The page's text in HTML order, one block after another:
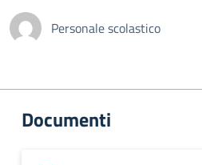
Personale scolastico
Documenti